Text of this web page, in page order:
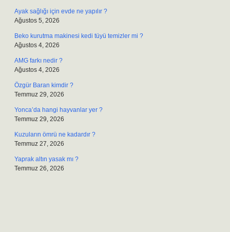
Ayak sağlığı için evde ne yapılır ?
Ağustos 5, 2026
Beko kurutma makinesi kedi tüyü temizler mi ?
Ağustos 4, 2026
AMG farkı nedir ?
Ağustos 4, 2026
Özgür Baran kimdir ?
Temmuz 29, 2026
Yonca’da hangi hayvanlar yer ?
Temmuz 29, 2026
Kuzuların ömrü ne kadardır ?
Temmuz 27, 2026
Yaprak altın yasak mı ?
Temmuz 26, 2026